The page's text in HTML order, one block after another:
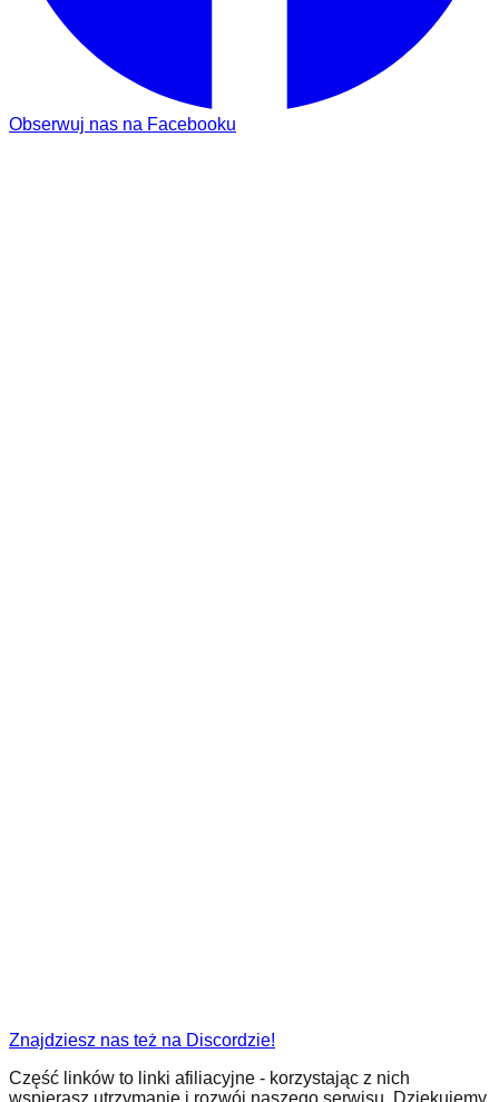
Obserwuj nas na Facebooku
Znajdziesz nas też na Discordzie!
Część linków to linki afiliacyjne - korzystając z nich